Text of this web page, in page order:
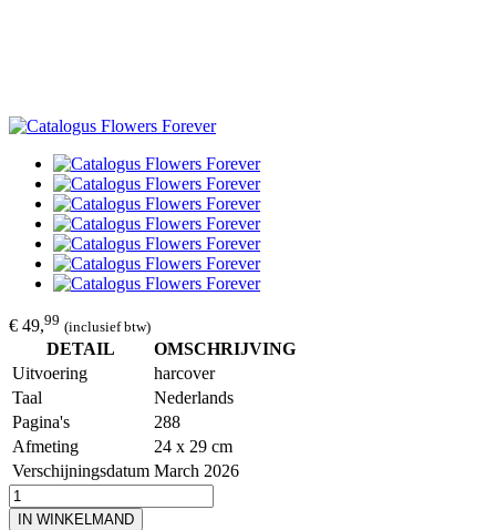
€ 49,99 (inclusief btw)
DETAIL
OMSCHRIJVING
Uitvoering
harcover
Taal
Nederlands
Pagina's
288
Afmeting
24 x 29 cm
Verschijningsdatum March 2026
IN WINKELMAND